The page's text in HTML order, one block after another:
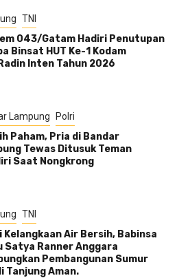
TNI
043/Gatam Hadiri Penutupan
Binsat HUT Ke-1 Kodam
Inten Tahun 2026
Lampung Polri
Paham, Pria di Bandar
Tewas Ditusuk Teman
Saat Nongkrong
TNI
Kelangkaan Air Bersih, Babinsa
Satya Ranner Anggara
Pembangunan Sumur
Tanjung Aman.